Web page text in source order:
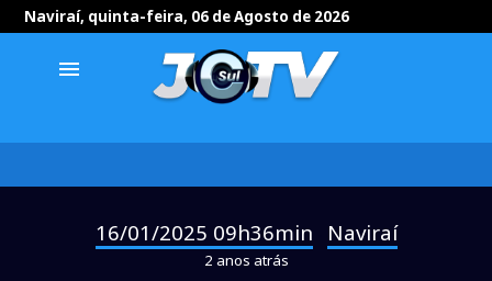
Naviraí, quinta-feira, 06 de Agosto de 2026
menu
16/01/2025 09h36min Naviraí
2 anos atrás